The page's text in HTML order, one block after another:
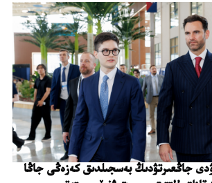
جاڭعىرتۋدىڭ بەسجىلدىق كەزەڭى جاڭا